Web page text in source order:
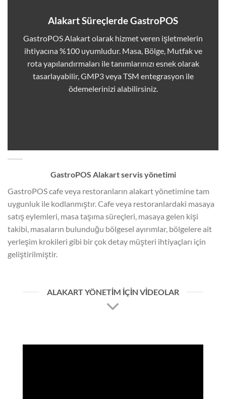
Alakart Süreçlerde GastroPOS
GastroPOS Alakart olarak hizmet veren işletmelerin
ihtiyacına %100 uyumludur. Masa, Bölge, Mutfak ve
rota yapılandırmaları ile tanımlarınızı esnek olarak
tasarlayabilir, GMP3 veya TSM entegrasyon ile
ödemelerinizi alabilirsiniz.
GastroPOS Alakart servis yönetimi
GastroPOS cafe veya restoranların alakart yönetimine tam
uygunluk ile kodlanmıştır. Cafe veya restoranlardaki masaya
satış eylemleri, masa taşıma süreçleri, masaya gelen kişi
takibi, masaların bulunduğu bölgesel ayırımlar, bölgelere ait
yerleşim krokileri gibi bir çok detay müşteri ihtiyaçları için
geliştirilmiştir.
ALAKART YÖNETIM IÇIN VIDEOLAR